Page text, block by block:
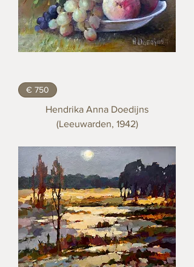
€ 750
Hendrika Anna Doedijns
(Leeuwarden, 1942)